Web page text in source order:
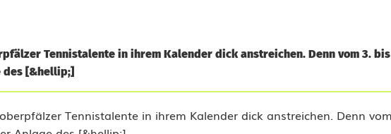
Tennistalente in ihrem Kalender dick anstreichen. Denn vom 3. bis
des [&hellip;]